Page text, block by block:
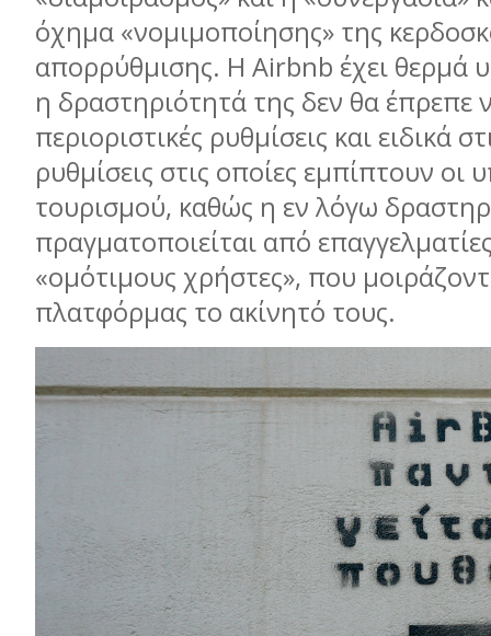
όχημα «νομιμοποίησης» της
απορρύθμισης. Η Airbnb έχει θερμά
η δραστηριότητά της δεν θα έπρεπε
περιοριστικές ρυθμίσεις και ειδικά
ρυθμίσεις στις οποίες εμπίπτουν οι
τουρισμού, καθώς η εν λόγω
πραγματοποιείται από
«ομότιμους χρήστες», που
πλατφόρμας το ακίνητό τους.